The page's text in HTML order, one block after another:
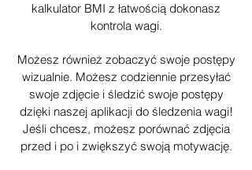
kalkulator BMI z łatwością dokonasz
kontrola wagi.
Możesz również zobaczyć swoje postępy
wizualnie. Możesz codziennie przesyłać
swoje zdjęcie i śledzić swoje postępy
dzięki naszej aplikacji do śledzenia wagi!
Jeśli chcesz, możesz porównać zdjęcia
przed i po i zwiększyć swoją motywację.